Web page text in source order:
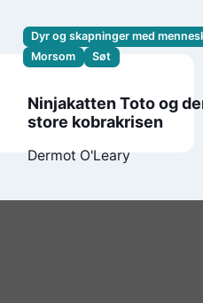
Dyr og skapninger med
Morsom
Søt
Ninjakatten Toto og
store kobrakrisen
Dermot O'Leary